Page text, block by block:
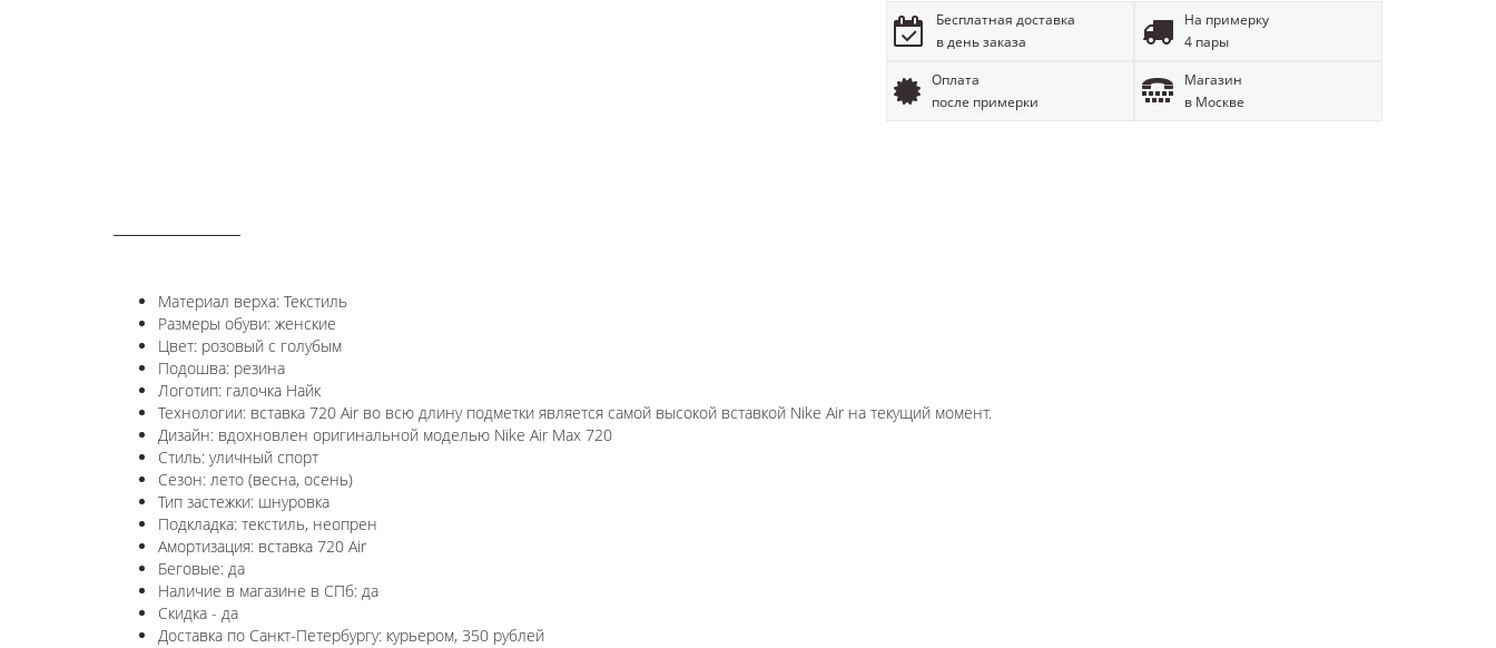
Бесплатная доставка
в день заказа
На примерку
4 пары
Оплата
после примерки
Магазин
в Москве
Материал верха: Текстиль
Размеры обуви: женские
Цвет: розовый с голубым
Подошва: резина
Логотип: галочка Найк
Технологии: вставка 720 Air во всю длину подметки является самой высокой вставкой Nike Air на текущий момент.
Дизайн: вдохновлен оригинальной моделью Nike Air Max 720
Стиль: уличный спорт
Сезон: лето (весна, осень)
Тип застежки: шнуровка
Подкладка: текстиль, неопрен
Амортизация: вставка 720 Air
Беговые: да
Наличие в магазине в СПб: да
Скидка - да
Доставка по Санкт-Петербургу: курьером, 350 рублей